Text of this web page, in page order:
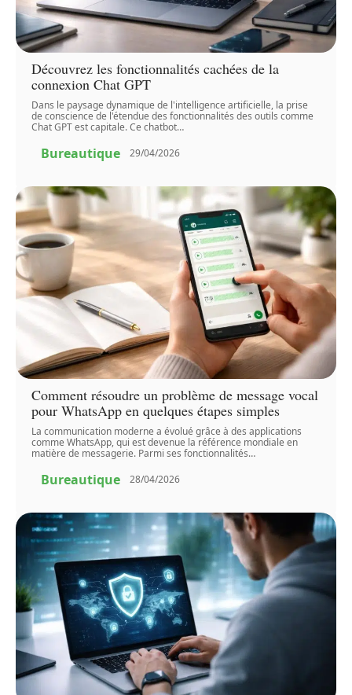
Découvrez les fonctionnalités cachées de la
connexion Chat GPT
Dans le paysage dynamique de l'intelligence artificielle, la prise
de conscience de l'étendue des fonctionnalités des outils comme
Chat GPT est capitale. Ce chatbot…
Bureautique 29/04/2026
Comment résoudre un problème de message vocal
pour WhatsApp en quelques étapes simples
La communication moderne a évolué grâce à des applications
comme WhatsApp, qui est devenue la référence mondiale en
matière de messagerie. Parmi ses fonctionnalités…
Bureautique 28/04/2026